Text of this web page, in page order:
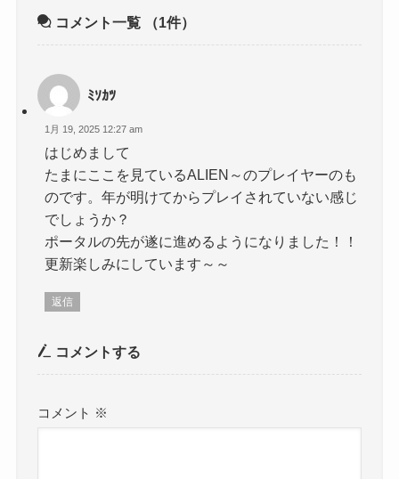
コメント一覧 （1件）
ﾐｿｶﾂ
1月 19, 2025 12:27 am
はじめまして
たまにここを見ているALIEN～のプレイヤーのも
のです。年が明けてからプレイされていない感じ
でしょうか？
ポータルの先が遂に進めるようになりました！！
更新楽しみにしています～～
返信
コメントする
コメント ※